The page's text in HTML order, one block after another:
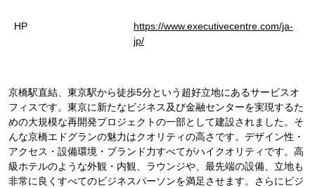
HP
https://www.executivecentre.com/ja-
jp/
京橋駅直結、東京駅から徒歩5分という超好立地にあるサービスオ
フィスです。東京に新たなビジネス及び金融センターを実現するた
めの大規模な再開発プロジェクトの一部として建設されました。そ
んな京橋エドグランの魅力はクオリティの高さです。デザイン性・
アクセス・設備環境・ブランド力すべてがハイクオリティです。高
級ホテルのような外観・内観、ラウンジや、最先端の設備、立地も
非常に良くすべてのビジネスパーソンを満足させます。さらにビジ